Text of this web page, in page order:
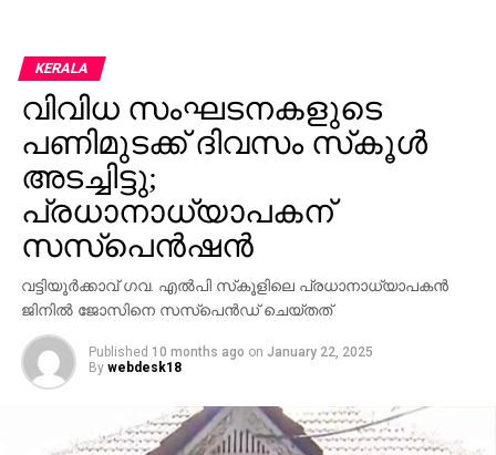
KERALA
വിവിധ സംഘടനകളുടെ
പണിമുടക്ക് ദിവസം സ്‌കൂള്‍
അടച്ചിട്ടു;
പ്രധാനാധ്യാപകന്
സസ്‌പെന്‍ഷന്‍
വട്ടിയൂര്‍ക്കാവ് ഗവ. എല്‍പി സ്‌കൂളിലെ പ്രധാനാധ്യാപകന്‍
ജിനില്‍ ജോസിനെ സസ്‌പെന്‍ഡ് ചെയ്തത്
Published 10 months ago on January 22, 2025
By webdesk18